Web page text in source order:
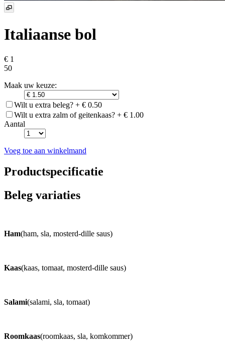
Italiaanse bol
€ 1
50
Maak uw keuze:
Wilt u extra beleg? + € 0.50
Wilt u extra zalm of geitenkaas? + € 1.00
Aantal
Voeg toe aan winkelmand
Productspecificatie
Beleg variaties
Ham(ham, sla, mosterd-dille saus)
Kaas(kaas, tomaat, mosterd-dille saus)
Salami(salami, sla, tomaat)
Roomkaas(roomkaas, sla, komkommer)